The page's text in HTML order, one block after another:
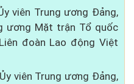
viên Trung ương Đảng,
ương Mặt trận Tổ quốc
đoàn Lao động Việt
viên Trung ương Đảng,